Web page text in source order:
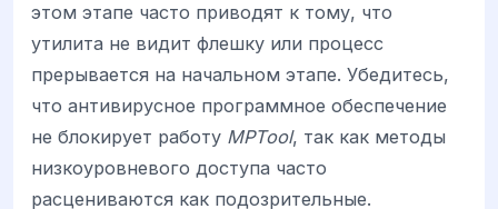
этом этапе часто приводят к тому, что
утилита не видит флешку или процесс
прерывается на начальном этапе. Убедитесь,
что антивирусное программное обеспечение
не блокирует работу MPTool, так как методы
низкоуровневого доступа часто
расцениваются как подозрительные.